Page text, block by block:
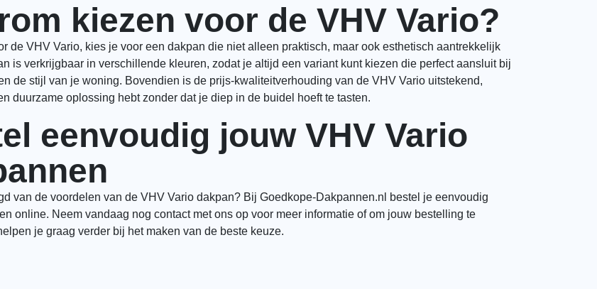
kiezen voor de VHV Vario?
de VHV Vario, kies je voor een dakpan die niet alleen praktisch, maar ook esthetisch aantrekkelijk
is verkrijgbaar in verschillende kleuren, zodat je altijd een variant kunt kiezen die perfect aansluit bij
de stijl van je woning. Bovendien is de prijs-kwaliteitverhouding van de VHV Vario uitstekend,
duurzame oplossing hebt zonder dat je diep in de buidel hoeft te tasten.
eenvoudig jouw VHV Vario
van de voordelen van de VHV Vario dakpan? Bij Goedkope-Dakpannen.nl bestel je eenvoudig
online. Neem vandaag nog contact met ons op voor meer informatie of om jouw bestelling te
je graag verder bij het maken van de beste keuze.